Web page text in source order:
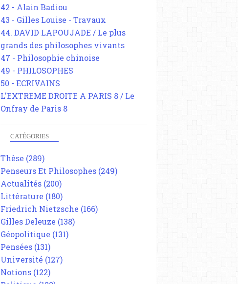
42 - Alain Badiou
43 - Gilles Louise - Travaux
44. DAVID LAPOUJADE / Le plus
grands des philosophes vivants
47 - Philosophie chinoise
49 - PHILOSOPHES
50 - ECRIVAINS
L'EXTREME DROITE A PARIS 8 / Le
Onfray de Paris 8
CATÉGORIES
Thèse (289)
Penseurs Et Philosophes (249)
Actualités (200)
Littérature (180)
Friedrich Nietzsche (166)
Gilles Deleuze (138)
Géopolitique (131)
Pensées (131)
Université (127)
Notions (122)